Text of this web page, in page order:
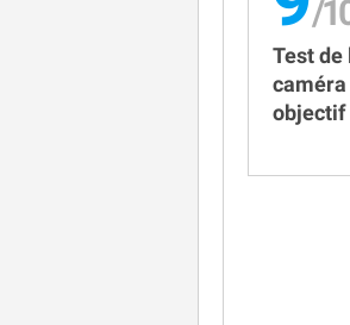
Test de
caméra
objectif